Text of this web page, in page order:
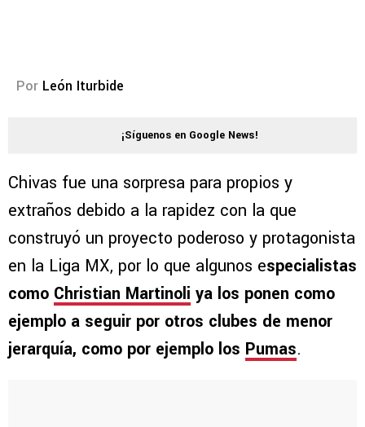
Por León Iturbide
¡Síguenos en Google News!
Chivas fue una sorpresa para propios y
extraños debido a la rapidez con la que
construyó un proyecto poderoso y protagonista
en la Liga MX, por lo que algunos especialistas
como Christian Martinoli ya los ponen como
ejemplo a seguir por otros clubes de menor
jerarquía, como por ejemplo los Pumas.